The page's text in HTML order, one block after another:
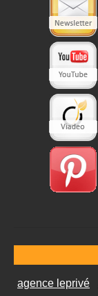
agence leprivé